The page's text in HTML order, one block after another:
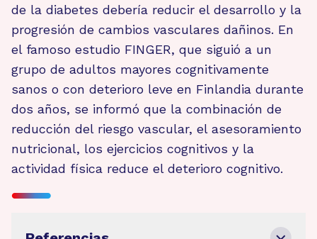
de la diabetes debería reducir el desarrollo y la
progresión de cambios vasculares dañinos. En
el famoso estudio FINGER, que siguió a un
grupo de adultos mayores cognitivamente
sanos o con deterioro leve en Finlandia durante
dos años, se informó que la combinación de
reducción del riesgo vascular, el asesoramiento
nutricional, los ejercicios cognitivos y la
actividad física reduce el deterioro cognitivo.